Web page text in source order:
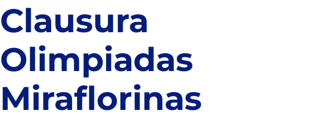
Clausura
Olimpiadas
Miraflorinas